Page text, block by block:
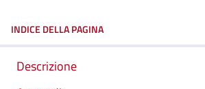
INDICE DELLA PAGINA
Descrizione